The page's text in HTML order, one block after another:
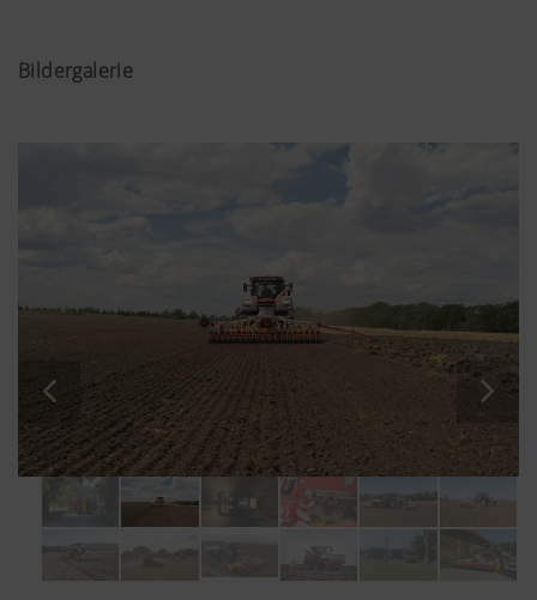
Bildergalerie